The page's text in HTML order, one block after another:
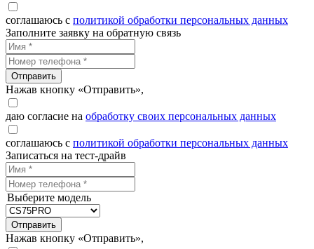
соглашаюсь с политикой обработки персональных данных
Заполните заявку на обратную связь
Отправить
Нажав кнопку «Отправить»,
даю согласие на обработку своих персональных данных
соглашаюсь с политикой обработки персональных данных
Записаться на тест-драйв
Выберите модель
Отправить
Нажав кнопку «Отправить»,